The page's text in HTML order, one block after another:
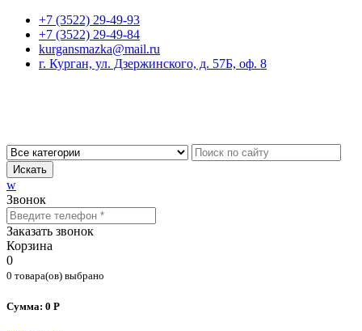
+7 (3522) 29-49-93
+7 (3522) 29-49-84
kurgansmazka@mail.ru
г. Курган, ул. Дзержинского, д. 57Б, оф. 8
Искать
w
Звонок
Заказать звонок
Корзина
0
0 товара(ов) выбрано
Сумма: 0 Р